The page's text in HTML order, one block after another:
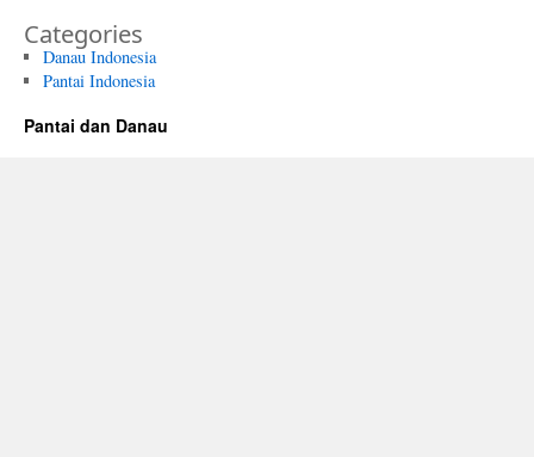
Categories
Danau Indonesia
Pantai Indonesia
Pantai dan Danau